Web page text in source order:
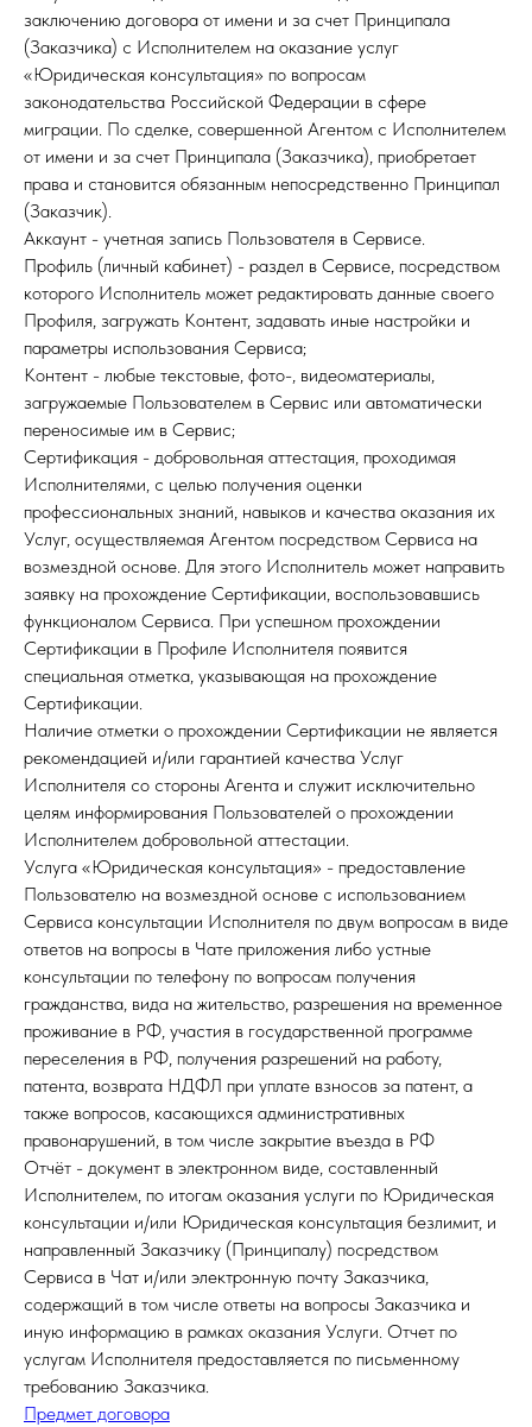
заключению договора от имени и за счет Принципала
(Заказчика) с Исполнителем на оказание услуг
«Юридическая консультация» по вопросам
законодательства Российской Федерации в сфере
миграции. По сделке, совершенной Агентом с Исполнителем
от имени и за счет Принципала (Заказчика), приобретает
права и становится обязанным непосредственно Принципал
(Заказчик).
Аккаунт - учетная запись Пользователя в Сервисе.
Профиль (личный кабинет) - раздел в Сервисе, посредством
которого Исполнитель может редактировать данные своего
Профиля, загружать Контент, задавать иные настройки и
параметры использования Сервиса;
Контент - любые текстовые, фото-, видеоматериалы,
загружаемые Пользователем в Сервис или автоматически
переносимые им в Сервис;
Сертификация - добровольная аттестация, проходимая
Исполнителями, с целью получения оценки
профессиональных знаний, навыков и качества оказания их
Услуг, осуществляемая Агентом посредством Сервиса на
возмездной основе. Для этого Исполнитель может направить
заявку на прохождение Сертификации, воспользовавшись
функционалом Сервиса. При успешном прохождении
Сертификации в Профиле Исполнителя появится
специальная отметка, указывающая на прохождение
Сертификации.
Наличие отметки о прохождении Сертификации не является
рекомендацией и/или гарантией качества Услуг
Исполнителя со стороны Агента и служит исключительно
целям информирования Пользователей о прохождении
Исполнителем добровольной аттестации.
Услуга «Юридическая консультация» - предоставление
Пользователю на возмездной основе с использованием
Сервиса консультации Исполнителя по двум вопросам в виде
ответов на вопросы в Чате приложения либо устные
консультации по телефону по вопросам получения
гражданства, вида на жительство, разрешения на временное
проживание в РФ, участия в государственной программе
переселения в РФ, получения разрешений на работу,
патента, возврата НДФЛ при уплате взносов за патент, а
также вопросов, касающихся административных
правонарушений, в том числе закрытие въезда в РФ
Отчёт - документ в электронном виде, составленный
Исполнителем, по итогам оказания услуги по Юридическая
консультации и/или Юридическая консультация безлимит, и
направленный Заказчику (Принципалу) посредством
Сервиса в Чат и/или электронную почту Заказчика,
содержащий в том числе ответы на вопросы Заказчика и
иную информацию в рамках оказания Услуги. Отчет по
услугам Исполнителя предоставляется по письменному
требованию Заказчика.
Предмет договора